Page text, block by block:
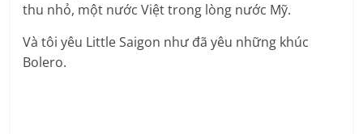
thu nhỏ, một nước Việt trong lòng nước Mỹ.
Và tôi yêu Little Saigon như đã yêu những khúc
Bolero.